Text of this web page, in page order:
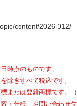
content/2026-012/
時点のものです。
除きすべて税込です。
または登録商標です。（
・仕様、お問い合わせ